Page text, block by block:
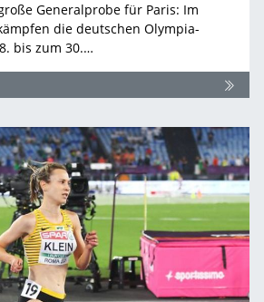
Generalprobe für Paris: Im
die deutschen Olympia-
bis zum 30.…